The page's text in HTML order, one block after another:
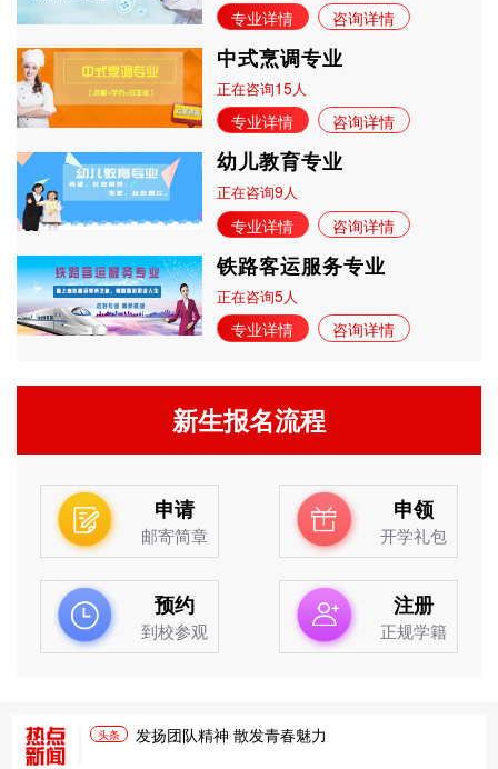
专业详情 咨询详情
中式烹调专业
正在咨询15人
专业详情 咨询详情
幼儿教育专业
正在咨询9人
专业详情 咨询详情
铁路客运服务专业
正在咨询5人
专业详情 咨询详情
新生报名流程
申请
邮寄简章
申领
开学礼包
预约
到校参观
注册
正规学籍
头条 发扬团队精神 散发青春魅力